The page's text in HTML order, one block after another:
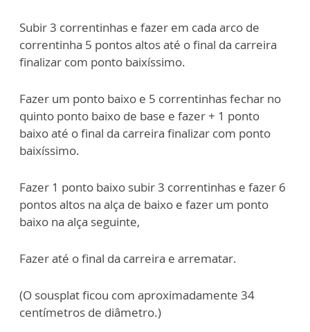
Subir 3 correntinhas e fazer em cada arco de
correntinha 5 pontos altos até o final da carreira
finalizar com ponto baixíssimo.
Fazer um ponto baixo e 5 correntinhas fechar no
quinto ponto baixo de base e fazer + 1 ponto
baixo até o final da carreira finalizar com ponto
baixíssimo.
Fazer 1 ponto baixo subir 3 correntinhas e fazer 6
pontos altos na alça de baixo e fazer um ponto
baixo na alça seguinte,
Fazer até o final da carreira e arrematar.
(O sousplat ficou com aproximadamente 34
centímetros de diâmetro.)